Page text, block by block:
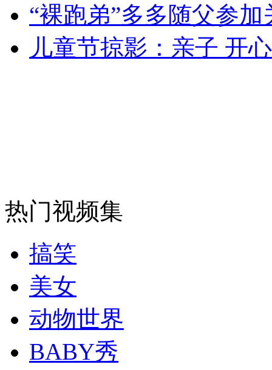
外交部：反对强权政治霸凌主义
外交部：有关国家言论片面不公正
消防员救轻生者 花炮节热闹非凡
纽约上演“枕头大战”
司机酒驾遇交警 急速倒车逃窜
“裸跑弟”多多随父参
儿童节掠影：亲子 开
热门视频集
搞笑
美女
动物世界
BABY秀